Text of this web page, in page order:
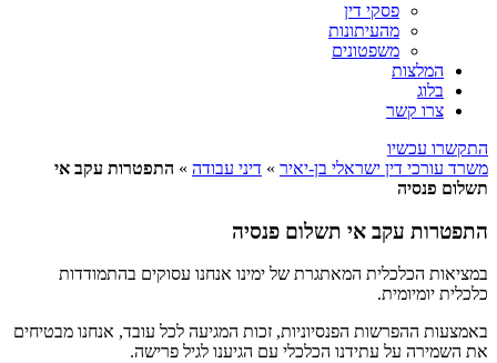
פסקי דין
מהעיתונות
משפטונים
המלצות
בלוג
צרו קשר
התקשרו עכשיו
משרד עורכי דין ישראלי בן-יאיר » דיני עבודה » התפטרות עקב אי
תשלום פנסיה
התפטרות עקב אי תשלום פנסיה
במציאות הכלכלית המאתגרת של ימינו אנחנו עסוקים בהתמודדות
כלכלית יומיומית.
באמצעות ההפרשות הפנסיוניות, זכות המגיעה לכל עובד, אנחנו מבטיחים
את השמירה על עתידנו הכלכלי עם הגיענו לגיל פרישה.